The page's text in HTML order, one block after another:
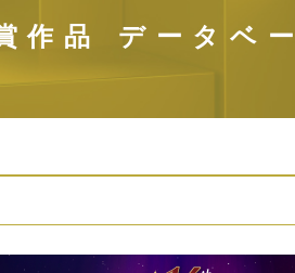
作品 データベ